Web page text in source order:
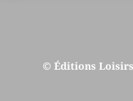
© Éditions